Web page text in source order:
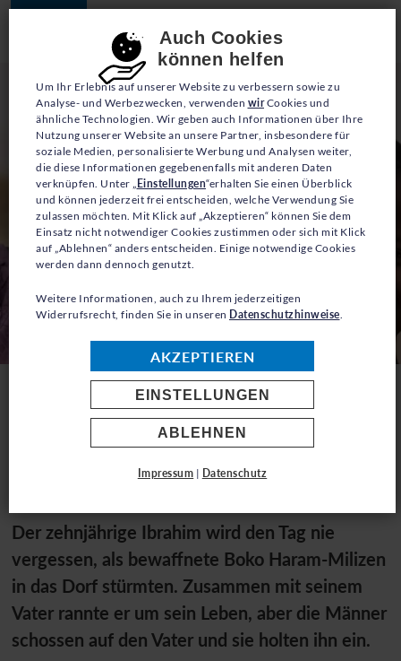
Consent-Einstellungen
Auch Cookies
können helfen
Um Ihr Erlebnis auf unserer Website zu verbessern sowie zu
Analyse- und Werbezwecken, verwenden wirCookies und
ähnliche Technologien. Wir geben auch Informationen über Ihre
Nutzung unserer Website an unsere Partner, insbesondere für
soziale Medien, personalisierte Werbung und Analysen weiter,
die diese Informationen gegebenenfalls mit anderen Daten
verknüpfen. Unter „ Einstellungen“erhalten Sie einen Überblick
und können jederzeit frei entscheiden, welche Verwendung Sie
zulassen möchten. Mit Klick auf „Akzeptieren“ können Sie dem
Einsatz nicht notwendiger Cookies zustimmen oder sich mit Klick
auf „Ablehnen“ anders entscheiden. Einige notwendige Cookies
werden dann dennoch genutzt.
Weitere Informationen, auch zu Ihrem jederzeitigen
Widerrufsrecht, finden Sie in unseren Datenschutzhinweise.
AKZEPTIEREN
EINSTELLUNGEN
ABLEHNEN
Impressum | Datenschutz
JETZT SPENDEN
Ibrahim aus Nigeria
Der zehnjährige Ibrahim wird den Tag nie
vergessen, als bewaffnete Boko Haram-Milizen
in das Dorf stürmten. Zusammen mit seinem
Vater rannte er um sein Leben, aber die Männer
schossen auf den Vater und sie holten ihn ein.